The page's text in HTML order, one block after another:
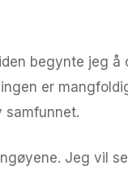
begynte jeg å
er
samfunnet.
Jeg vil